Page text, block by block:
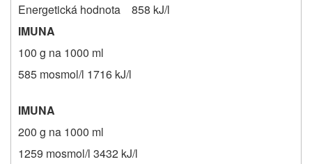
Energetická hodnota 858 kJ/l
IMUNA
100 g na 1000 ml
585 mosmol/l 1716 kJ/l
IMUNA
200 g na 1000 ml
1259 mosmol/l 3432 kJ/l